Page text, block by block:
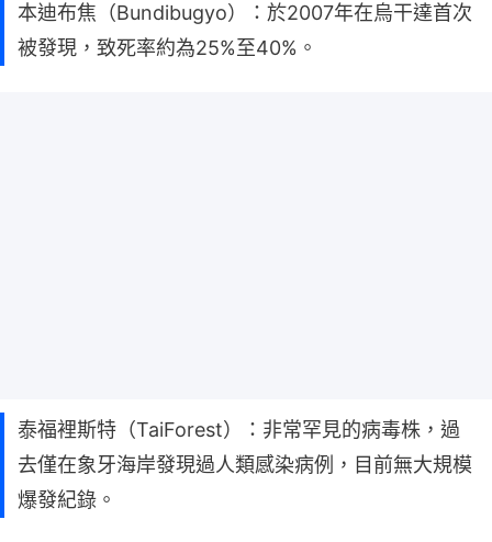
本迪布焦（Bundibugyo）：於2007年在烏干達首次
被發現，致死率約為25%至40%。
泰福裡斯特（TaiForest）：非常罕見的病毒株，過
去僅在象牙海岸發現過人類感染病例，目前無大規模
爆發紀錄。